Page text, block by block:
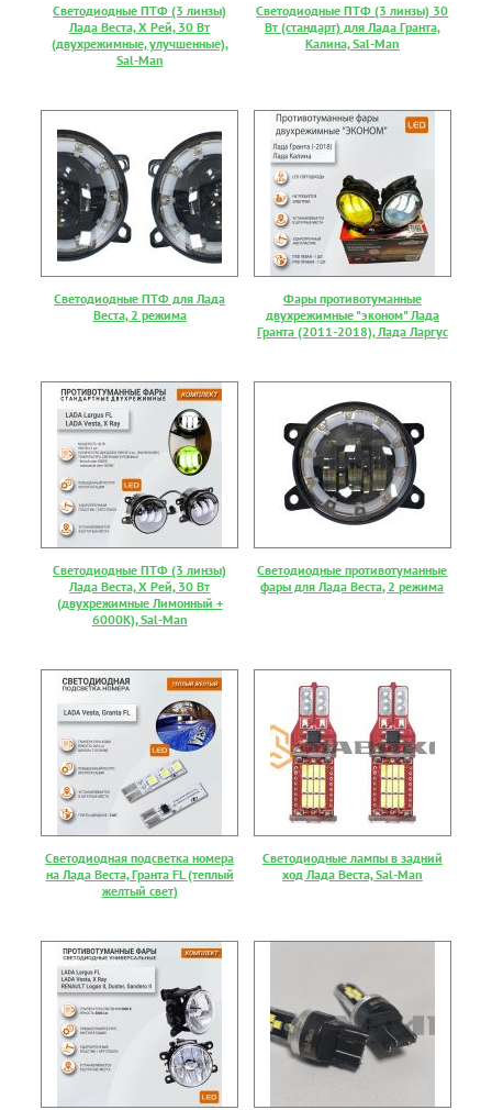
Светодиодные ПТФ (3 линзы)
Лада Веста, Х Рей, 30 Вт
(двухрежимные, улучшенные),
Sal-Man
Светодиодные ПТФ (3 линзы) 30
Вт (стандарт) для Лада Гранта,
Калина, Sal-Man
Светодиодные ПТФ для Лада
Веста, 2 режима
Фары противотуманные
двухрежимные "эконом" Лада
Гранта (2011-2018), Лада Ларгус
Светодиодные ПТФ (3 линзы)
Лада Веста, Х Рей, 30 Вт
(двухрежимные Лимонный +
6000К), Sal-Man
Светодиодные противотуманные
фары для Лада Веста, 2 режима
Светодиодная подсветка номера
на Лада Веста, Гранта FL (теплый
желтый свет)
Светодиодные лампы в задний
ход Лада Веста, Sal-Man